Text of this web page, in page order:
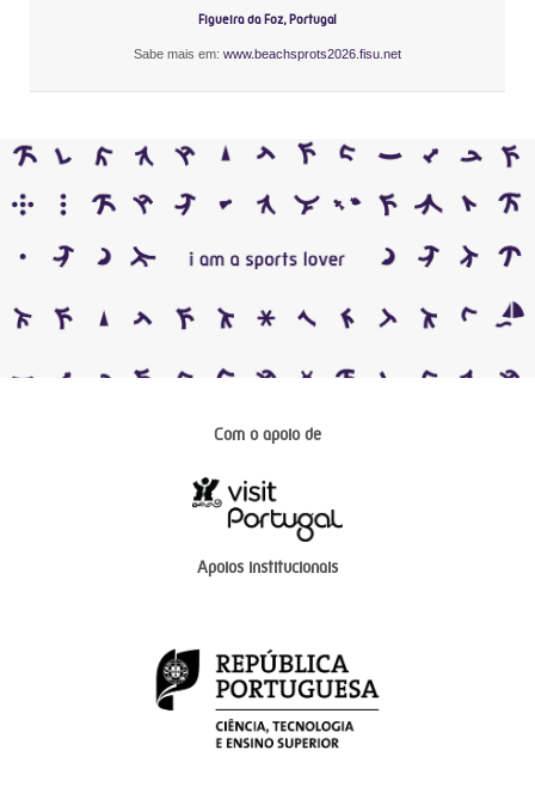
Figueira da Foz, Portugal
Sabe mais em: www.beachsprots2026.fisu.net
Com o apoio de
Apoios institucionais